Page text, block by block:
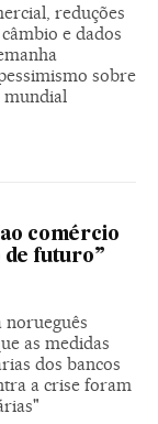
reduções
e dados
sobre
mundial
comércio
de futuro”
norueguês
as medidas
dos bancos
a crise foram